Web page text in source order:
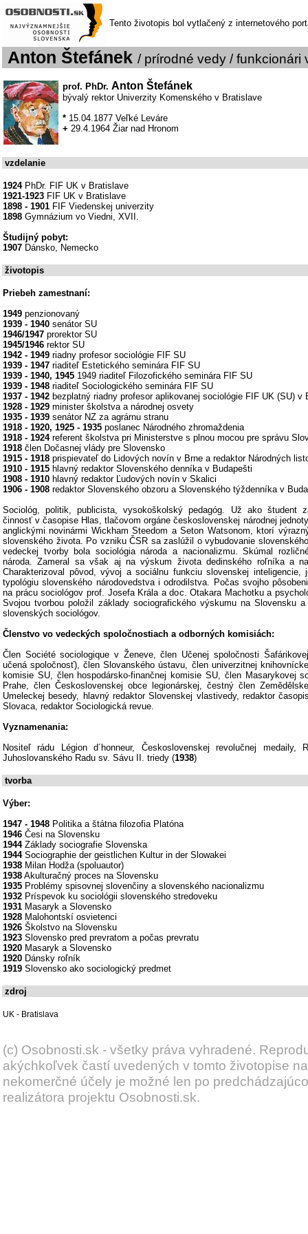
Tento životopis bol vytlačený z internetového
Anton Štefánek / prírodné vedy / funkcionári
prof. PhDr. Anton Štefánek
bývalý rektor Univerzity Komenského v Bratislave
* 15.04.1877 Veľké Leváre
+ 29.4.1964 Žiar nad Hronom
vzdelanie
1924PhDr. FIF UK v Bratislave
1921-1923 FIF UK v Bratislave
1898 - 1901 FIF Viedenskej univerzity
1898 Gymnázium vo Viedni, XVII.
Študijný pobyt:
1907 Dánsko, Nemecko
životopis
Priebeh zamestnaní:
1949 penzionovaný
1939 - 1940 senátor SU
1946/1947 prorektor SU
1945/1946 rektor SU
1942 - 1949 riadny profesor sociológie FIF SU
1939 - 1947 riaditeľ Estetického seminára FIF SU
1939 - 1940, 1945 1949 riaditeľ Filozofického seminára FIF SU
1939 - 1948 riaditeľ Sociologického seminára FIF SU
1937 - 1942 bezplatný riadny profesor aplikovanej sociológie FIF UK (SU) v
1928 - 1929 minister školstva a národnej osvety
1935 - 1939 senátor NZ za agrárnu stranu
1918 - 1920, 1925 - 1935 poslanec Národného zhromaždenia
1918 - 1924referent školstva pri Ministerstve s plnou mocou pre správu
1918 člen Dočasnej vlády pre Slovensko
1915 - 1918 prispievateľ do Lidových novín v Brne a redaktor Národných
1910 - 1915 hlavný redaktor Slovenského denníka v Budapešti
1908 - 1910 hlavný redaktor Ľudových novín v Skalici
1906 - 1908 redaktor Slovenského obzoru a Slovenského týždenníka v
Sociológ, politik, publicista, vysokoškolský pedagóg. Už ako študent
činnosť v časopise Hlas, tlačovom orgáne československej národnej
anglickými novinármi Wickham Steedom a Seton Watsonom, ktorí
slovenského života. Po vzniku ČSR sa zaslúžil o vybudovanie
vedeckej tvorby bola sociológia národa a nacionalizmu. Skúmal
národa. Zameral sa však aj na výskum života dedinského roľníka a
Charakterizoval pôvod, vývoj a sociálnu funkciu slovenskej inteligencie,
typológiu slovenského národovedstva i odrodilstva. Počas svojho
na prácu sociológov prof. Josefa Krála a doc. Otakara Machotku a
Svojou tvorbou položil základy sociografického výskumu na Slovensku
slovenských sociológov.
Členstvo vo vedeckých spoločnostiach a odborných komisiách:
Člen Société sociologique v Ženeve, člen Učenej spoločnosti
učená spoločnosť), člen Slovanského ústavu, člen univerzitnej
komisie SU, člen hospodársko-finančnej komisie SU, člen Masarykovej
Prahe, člen Československej obce legionárskej, čestný člen
Umeleckej besedy, hlavný redaktor Slovenskej vlastivedy, redaktor
Slovaca, redaktor Sociologická revue.
Vyznamenania:
Nositeľ rádu Légion d´honneur, Československej revolučnej medaily,
Juhoslovanského Radu sv. Sávu II. triedy (1938)
tvorba
Výber:
1947 - 1948 Politika a štátna filozofia Platóna
1946 Česi na Slovensku
1944Základy sociografie Slovenska
1944Sociographie der geistlichen Kultur in der Slowakei
1938 Milan Hodža (spoluautor)
1938 Akulturačný proces na Slovensku
1935 Problémy spisovnej slovenčiny a slovenského nacionalizmu
1932 Príspevok ku sociológii slovenského stredoveku
1931 Masaryk a Slovensko
1928 Malohontskí osvietenci
1926 Školstvo na Slovensku
1923 Slovensko pred prevratom a počas prevratu
1920 Masaryk a Slovensko
1920 Dánsky roľník
1919 Slovensko ako sociologický predmet
zdroj
UK - Bratislava
(c) Osobnosti.sk - všetky práva vyhradené.
akýchkoľvek častí uvedených v tomto životopise
nekomerčné účely je možné len po
realizátora projektu Osobnosti.sk.